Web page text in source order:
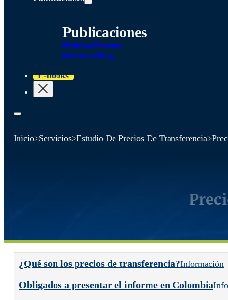
Publicaciones
NoticiasEventos
BoletinesBlog
E-books
Inicio>Servicios>Estudio De Precios De Transferencia>
¿Qué son los precios de transferencia?Información
Obligados a presentar el informe en Colombia